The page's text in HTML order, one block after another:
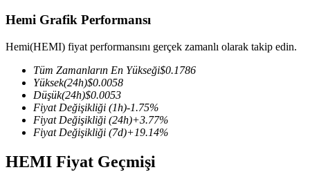
TradFi
Hisse senetleri, döviz, değerli metaller ve emtia türevleri
Hemi Grafik Performansı
Hemi(HEMI) fiyat performansını gerçek zamanlı olarak takip edin.
Tüm Zamanların En Yükseği$0.1786
Yüksek(24h)$0.0058
Düşük(24h)$0.0053
Fiyat Değişikliği (1h)-1.75%
Fiyat Değişikliği (24h)+3.77%
Fiyat Değişikliği (7d)+19.14%
HEMI Fiyat Geçmişi